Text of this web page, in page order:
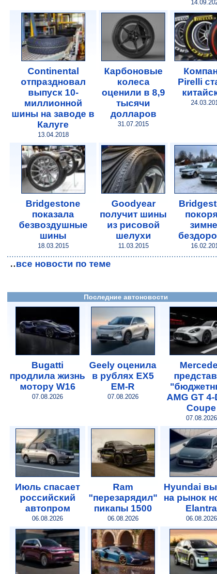
Continental
отпраздновал
выпуск 10-
миллионной
шины на заводе в
Калуге
13.04.2018
Карбоновые
колеса
оценили в 8,9
тысячи
долларов
31.07.2015
Pirelli
Bridgestone
показала
безвоздушные
шины
18.03.2015
Goodyear
получит шины
из рисовой
шелухи
11.03.2015
..все новости по теме
Последние автоновости
Bugatti
продлила жизнь
мотору W16
07.08.2026
Geely оценила
в рублях EX5
EM-R
07.08.2026
AMG GT
Coupe
07.08.2026
Июль спасает
российский
автопром
06.08.2026
Ram
"перезарядил"
пикапы 1500
06.08.2026
Hyundai
на рынок
Elantra
06.08.2026